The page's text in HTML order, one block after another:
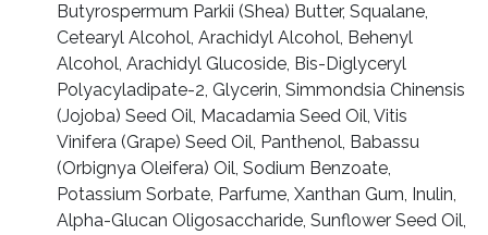
Butyrospermum Parkii (Shea) Butter, Squalane,
Cetearyl Alcohol, Arachidyl Alcohol, Behenyl
Alcohol, Arachidyl Glucoside, Bis-Diglyceryl
Polyacyladipate-2, Glycerin, Simmondsia Chinensis
(Jojoba) Seed Oil, Macadamia Seed Oil, Vitis
Vinifera (Grape) Seed Oil, Panthenol, Babassu
(Orbignya Oleifera) Oil, Sodium Benzoatе,
Potassium Sorbate, Parfume, Xanthan Gum, Inulin,
Alpha-Glucan Oligosaccharide, Sunflower Seed Oil,